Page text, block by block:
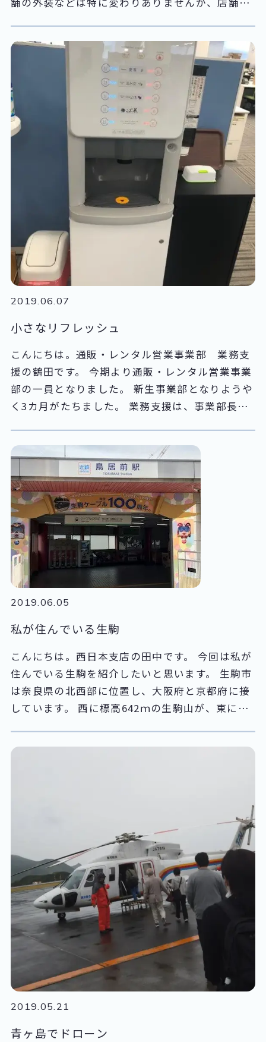
auのイメージカラーであったオレンジ色からちょ
っと大人っぽい木目色に変更しています。 まる
で、スターバックスのような店舗づくりとなって
おります！！笑 1階 デモ機＆入口
2019.06.07
小さなリフレッシュ
こんにちは。通販・レンタル営業事業部 業務支
援の鶴田です。 今期より通販・レンタル営業事業
部の一員となりました。 新生事業部となりようや
く3カ月がたちました。 業務支援は、事業部長を
加わったので業務内容はさらに多岐に渡っていま
す。 通販の仕事としては、通販商材の棚卸のお手
伝いやレンタル機が返却されてきた際の清掃作
業、商材の発送など今まで経験のない業務が増え
ており、今は少しずつ日々の業務に加えていきな
がら覚えているところです。 さて、業務支援はほ
ぼ毎週ミーティングをおこなっています。 個々の
業務報告はもちろん、社員の皆様がどうしたら快
適に過ごしていただけるだろう？ と言った話題に
に社員の皆様のリフレッシュのために7階の通用
2019.06.05
私が住んでいる生駒
こんにちは。西日本支店の田中です。 今回は私が
住んでいる生駒を紹介したいと思います。 生駒市
は奈良県の北西部に位置し、大阪府と京都府に接
しています。 西に標高642ｍの生駒山が、東に矢
前になる鳥居前と宝山寺間、昭和4年に生駒山上
まで開通したそうです。
2019.05.21
青ヶ島でドローン